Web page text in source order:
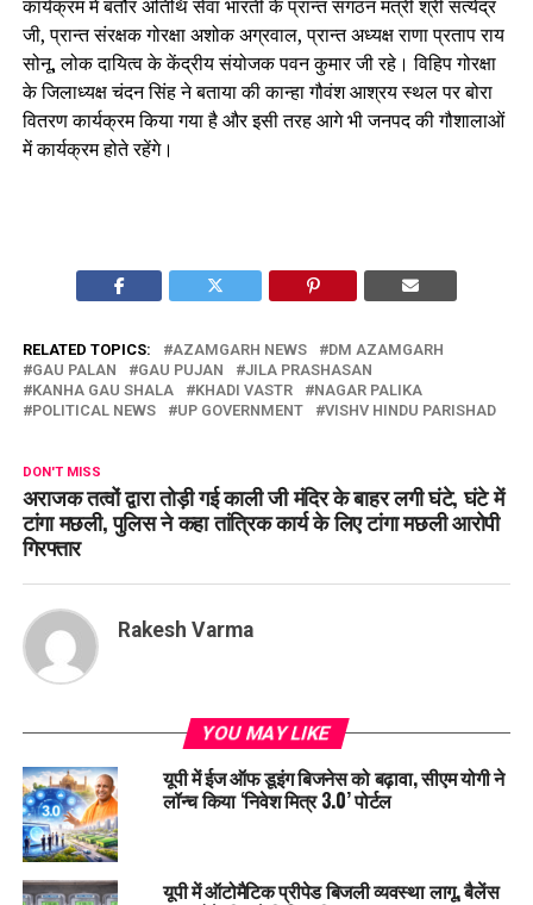
कार्यक्रम में बतौर अतिथि सेवा भारती के प्रान्त संगठन मंत्री श्री सत्येंद्र
जी, प्रान्त संरक्षक गोरक्षा अशोक अग्रवाल, प्रान्त अध्यक्ष राणा प्रताप राय
सोनू, लोक दायित्व के केंद्रीय संयोजक पवन कुमार जी रहे। विहिप गोरक्षा
के जिलाध्यक्ष चंदन सिंह ने बताया की कान्हा गौवंश आश्रय स्थल पर बोरा
वितरण कार्यक्रम किया गया है और इसी तरह आगे भी जनपद की गौशालाओं
में कार्यक्रम होते रहेंगे।
RELATED TOPICS: AZAMGARH NEWS
DM AZAMGARH
GAU PALAN
GAU PUJAN
JILA PRASHASAN
KANHA GAU SHALA
KHADI VASTR
NAGAR PALIKA
POLITICAL NEWS
UP GOVERNMENT VISHV HINDU PARISHAD
DON'T MISS
अराजक तत्वों द्वारा तोड़ी गई काली जी मंदिर के बाहर लगी घंटे, घंटे में
टांगा मछली, पुलिस ने कहा तांत्रिक कार्य के लिए टांगा मछली आरोपी
गिरफ्तार
Rakesh Varma
YOU MAY LIKE
यूपी में ईज ऑफ डूइंग बिजनेस को बढ़ावा, सीएम योगी ने
लॉन्च किया ‘निवेश मित्र 3.0’ पोर्टल
यूपी में ऑटोमैटिक प्रीपेड बिजली व्यवस्था लागू, बैलेंस